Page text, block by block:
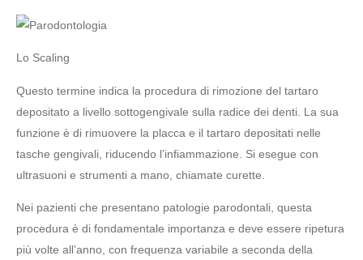
Lo Scaling
Questo termine indica la procedura di rimozione del tartaro
depositato a livello sottogengivale sulla radice dei denti. La sua
funzione è di rimuovere la placca e il tartaro depositati nelle
tasche gengivali, riducendo l’infiammazione. Si esegue con
ultrasuoni e strumenti a mano, chiamate curette.
Nei pazienti che presentano patologie parodontali, questa
procedura è di fondamentale importanza e deve essere ripetura
più volte all’anno, con frequenza variabile a seconda della